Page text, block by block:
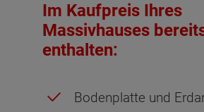
Im Kaufpreis Ihres
Massivhauses
enthalten:
Bodenplatte und